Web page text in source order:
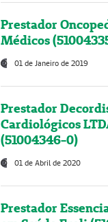
Prestador
Médicos
01 de Janeiro de 2019
Prestador
Cardiológicos
(51004346-0)
01 de Abril de 2020
Prestador